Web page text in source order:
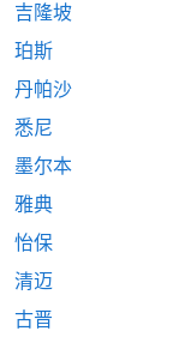
吉隆坡
珀斯
丹帕沙
悉尼
墨尔本
雅典
怡保
清迈
古晋